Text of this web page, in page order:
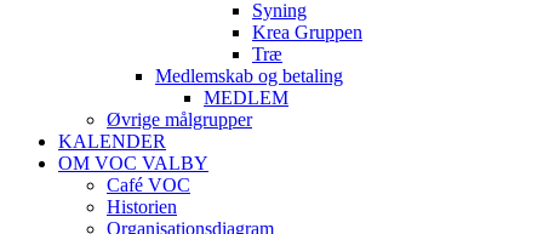
Syning
Krea Gruppen
Træ
Medlemskab og betaling
MEDLEM
Øvrige målgrupper
KALENDER
OM VOC VALBY
Café VOC
Historien
Organisationsdiagram